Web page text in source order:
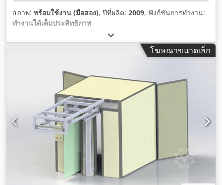
สภาพ: พร้อมใช้งาน (มือสอง), ปีที่ผลิต: 2009, ฟังก์ชันการทำงาน:
ทำงานได้เต็มประสิทธิภาพ,
โฆษณาขนาดเล็ก